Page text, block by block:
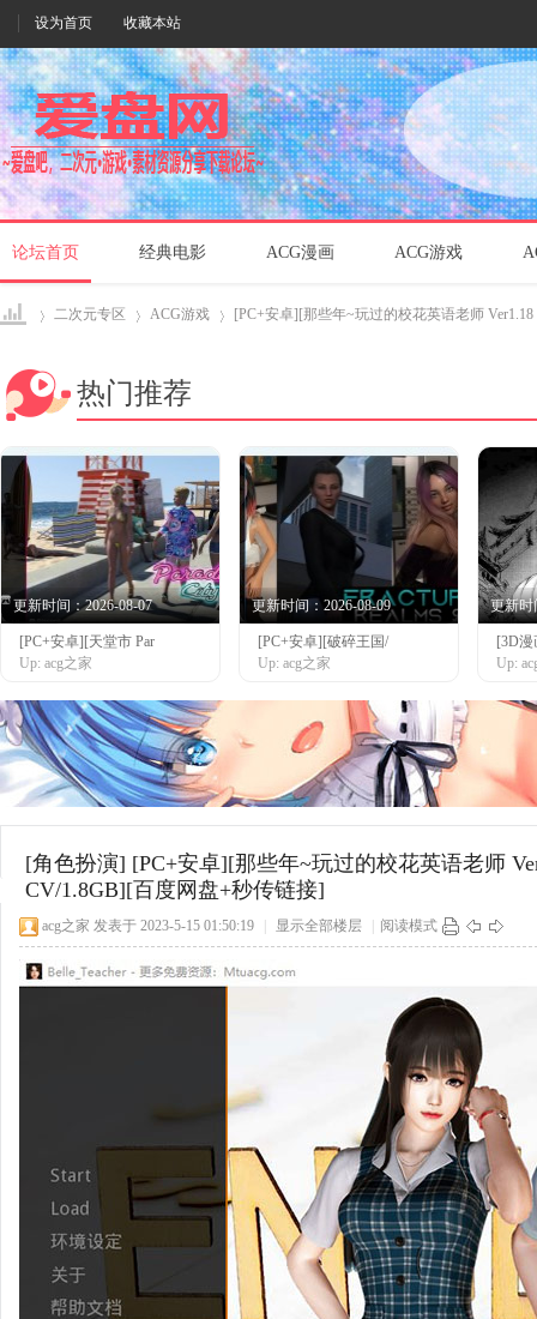
设为首页 收藏本站
论坛首页 经典电影 ACG漫画 ACG游戏
爱盘›
二次元专区
›
ACG游戏
›
[PC+安卓][那些年~玩过的校花英语老师
热门推荐
更新时间：2026-08-07
[PC+安卓][天堂市 Par
Up: acg之家
更新时间：2026-08-09
[PC+安卓][破碎王国/
Up: acg之家
更新时
[3D
Up:
[角色扮演] [PC+安卓][那些年~玩过的校花英语老师
CV/1.8GB][百度网盘+秒传链接]
acg之家 发表于 2023-5-15 01:50:19 显示全部楼层 阅读模式